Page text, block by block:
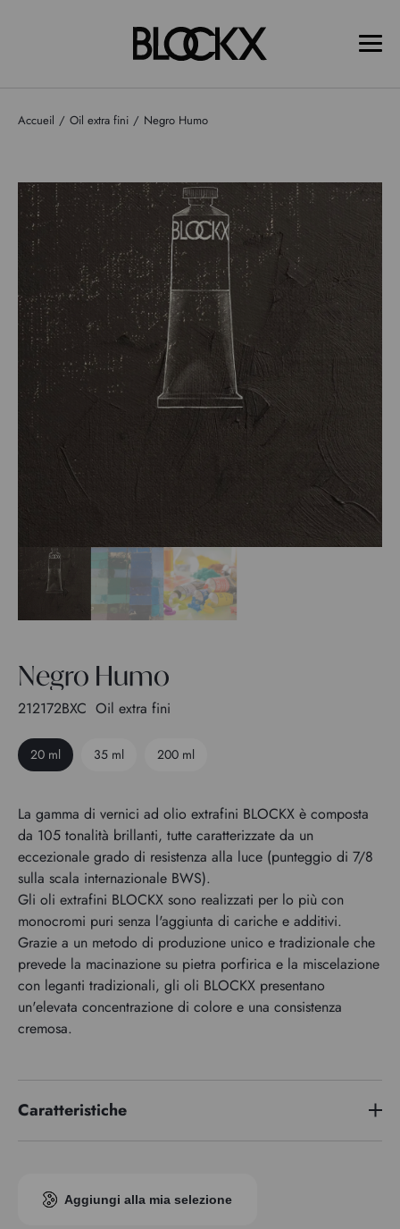
Accueil Oil extra fini Negro Humo
Negro Humo
212172BXC Oil extra fini
20 ml 35 ml 200 ml
La gamma di vernici ad olio extrafini BLOCKX è composta
da 105 tonalità brillanti, tutte caratterizzate da un
eccezionale grado di resistenza alla luce (punteggio di 7/8
sulla scala internazionale BWS).
Gli oli extrafini BLOCKX sono realizzati per lo più con
monocromi puri senza l'aggiunta di cariche e additivi.
Grazie a un metodo di produzione unico e tradizionale che
prevede la macinazione su pietra porfirica e la miscelazione
con leganti tradizionali, gli oli BLOCKX presentano
un'elevata concentrazione di colore e una consistenza
cremosa.
Caratteristiche
Indice di pigmento
PBk6
Aggiungi alla mia selezione